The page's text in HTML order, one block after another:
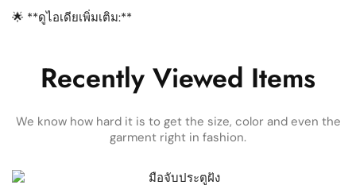
🌟 **ดูไอเดียเพิ่มเติม:**
Recently Viewed Items
We know how hard it is to get the size, color and even the
garment right in fashion.